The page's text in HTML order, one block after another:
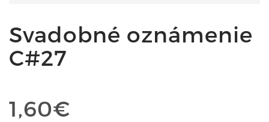
Svadobné oznámenie
C#27
1,60€